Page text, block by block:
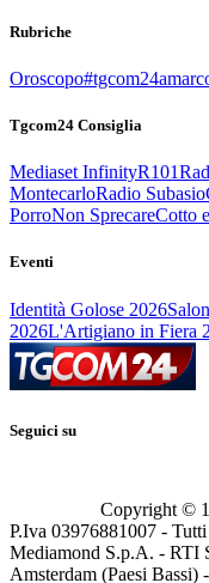
Rubriche
Oroscopo
Tgcom24 Consiglia
Mediaset InfinityR101
MontecarloRadio Subasio
PorroNon SprecareCotto
Eventi
Identità Golose 2026
2026L'Artigiano in Fiera
Seguici su
Copyright ©
P.Iva 03976881007 -
Mediamond S.p.A. - RTI
Amsterdam (Paesi